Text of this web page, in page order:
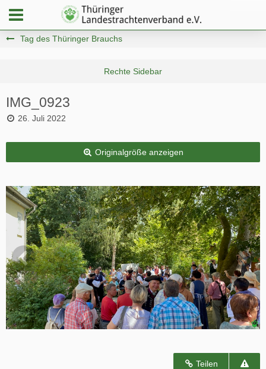
Tag des Thüringer Brauchs
IMG_0923
26. Juli 2022
Originalgröße anzeigen
Teilen